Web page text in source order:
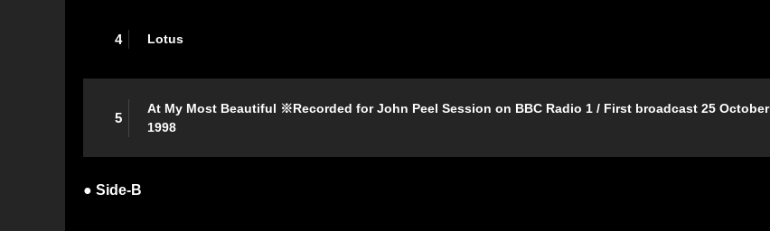
4 Lotus
5
At My Most Beautiful ※Recorded for John Peel Session on BBC Radio 1 / First broadcast 25 October
1998
● Side-B